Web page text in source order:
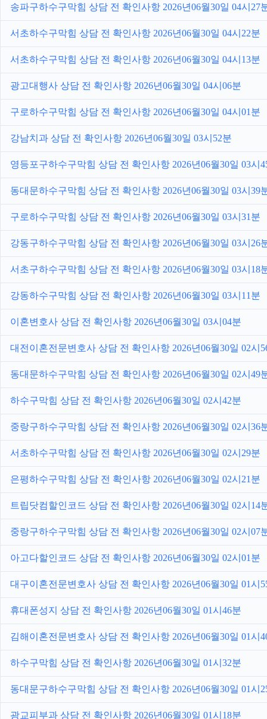
송파구하수구막힘 상담 전 확인사항 2026년06월30일 04시27
서초하수구막힘 상담 전 확인사항 2026년06월30일 04시22분
서초하수구막힘 상담 전 확인사항 2026년06월30일 04시13분
광고대행사 상담 전 확인사항 2026년06월30일 04시06분
구로하수구막힘 상담 전 확인사항 2026년06월30일 04시01분
강남치과 상담 전 확인사항 2026년06월30일 03시52분
영등포구하수구막힘 상담 전 확인사항 2026년06월30일 03시
동대문하수구막힘 상담 전 확인사항 2026년06월30일 03시39
구로하수구막힘 상담 전 확인사항 2026년06월30일 03시31분
강동구하수구막힘 상담 전 확인사항 2026년06월30일 03시26
서초구하수구막힘 상담 전 확인사항 2026년06월30일 03시18
강동하수구막힘 상담 전 확인사항 2026년06월30일 03시11분
이혼변호사 상담 전 확인사항 2026년06월30일 03시04분
대전이혼전문변호사 상담 전 확인사항 2026년06월30일 02시
동대문하수구막힘 상담 전 확인사항 2026년06월30일 02시49
하수구막힘 상담 전 확인사항 2026년06월30일 02시42분
중랑구하수구막힘 상담 전 확인사항 2026년06월30일 02시36
서초하수구막힘 상담 전 확인사항 2026년06월30일 02시29분
은평하수구막힘 상담 전 확인사항 2026년06월30일 02시21분
트립닷컴할인코드 상담 전 확인사항 2026년06월30일 02시14
중랑구하수구막힘 상담 전 확인사항 2026년06월30일 02시07
아고다할인코드 상담 전 확인사항 2026년06월30일 02시01분
대구이혼전문변호사 상담 전 확인사항 2026년06월30일 01시
휴대폰성지 상담 전 확인사항 2026년06월30일 01시46분
김해이혼전문변호사 상담 전 확인사항 2026년06월30일 01시
하수구막힘 상담 전 확인사항 2026년06월30일 01시32분
동대문구하수구막힘 상담 전 확인사항 2026년06월30일 01시
광교피부과 상담 전 확인사항 2026년06월30일 01시18분